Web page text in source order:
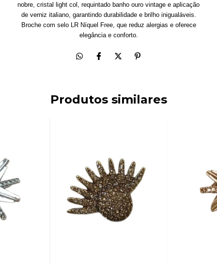
nobre, cristal light col, requintado banho ouro vintage e aplicação
de verniz italiano, garantindo durabilidade e brilho inigualáveis.
Broche com selo LR Níquel Free, que reduz alergias e oferece
elegância e conforto.
Produtos similares